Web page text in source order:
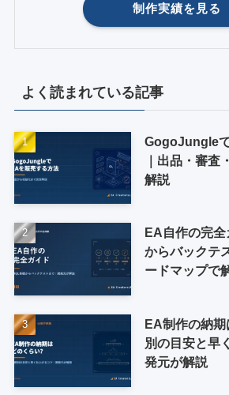
制作実績を見る
よく読まれている記事
GogoJungle
｜出品・審査
解説
EA自作の完
からバックテ
ードマップで
EA制作の納
別の目安と早
発元が解説